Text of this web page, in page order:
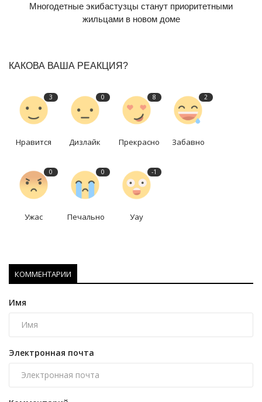
Многодетные экибастузцы станут приоритетными
жильцами в новом доме
КАКОВА ВАША РЕАКЦИЯ?
3
Нравится
0
Дизлайк
8
Прекрасно
2
Забавно
0
Ужас
0
Печально
-1
Уау
КОММЕНТАРИИ
Имя
Электронная почта